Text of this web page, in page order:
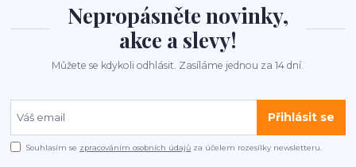
Nepropásněte novinky,
akce a slevy!
Můžete se kdykoli odhlásit. Zasíláme jednou za 14 dní.
Přihlásit se
Souhlasím se zpracováním osobních údajů za účelem rozesílky newsletteru.